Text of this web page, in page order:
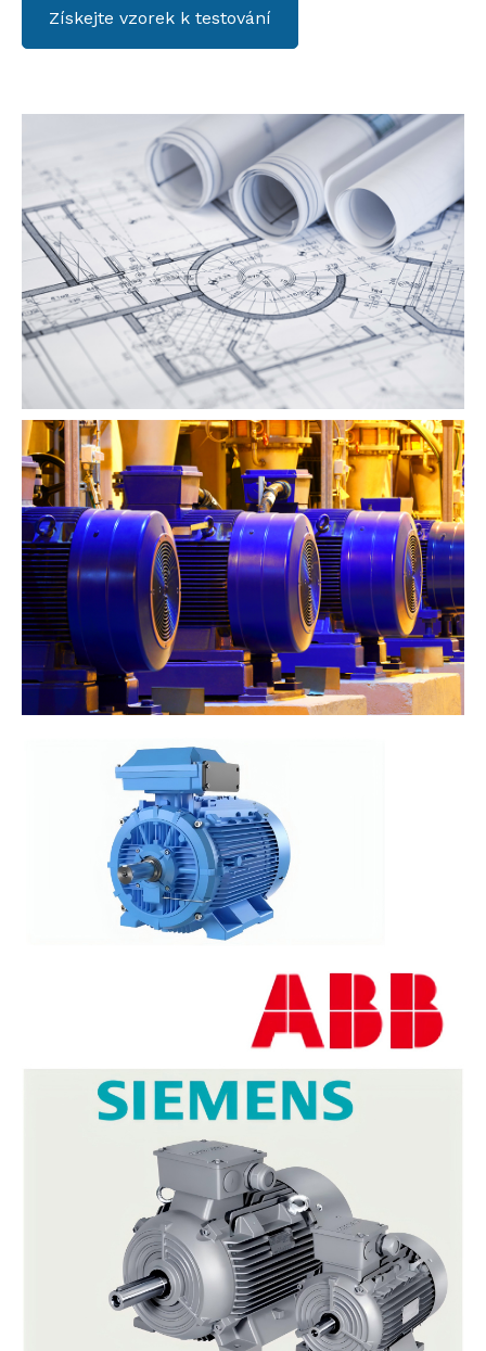
Získejte vzorek k testování